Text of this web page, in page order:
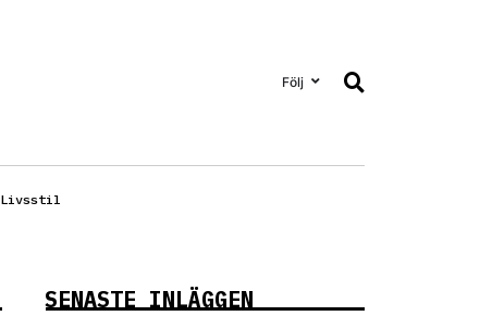
Följ
Livsstil
SENASTE INLÄGGEN